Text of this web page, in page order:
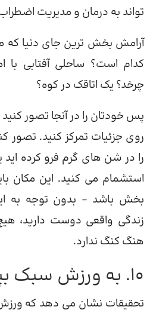
تواند به درمان و مدیریت
آرامش بخش ترین جای دنیا که
کدام است؟ ساحلی آفتابی با
چرخد؟ یک اتاقک در کوه؟
پس خودتان را در آنجا تصور
روی جزئیات تمرکز کنید. تصور
را در شن های گرم فرو کرده اید
استشمام می کنید. این مکان
بخش باشد – بدون توجه به
زندگی واقعی دوست دارید، هیچ
هنگ کنگ ندارد.
10. به ورزش سبک بپردازید
تحقیقات نشان می دهد که ورزش